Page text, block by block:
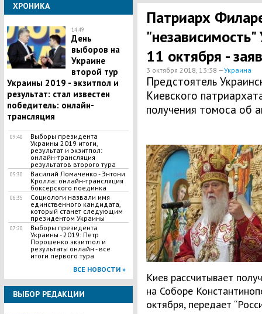
ХРОНИКА
14:49
День
выборов на
Украине
второй тур
Украины 2019 - экзитпол и
результат: стал известен
победитель: онлайн-
трансляция
09:40
Выборы президента
Украины 2019 итоги,
результат и экзитпол:
онлайн-трансляция
результатов второго тура
05:30
Василий Ломаченко - Энтони
Кролла: онлайн-трансляция
боксерского поединка
06:35
Социологи назвали имя
единственного кандидата,
который станет следующим
президентом Украины
07:20
Выборы президента
Украины - 2019: Петр
Порошенко экзитпол и
результаты онлайн - все
итоги первого тура
ВСЕ НОВОСТИ »
ВЫБОР РЕДАКЦИИ
Патриарх
11 октября -
3 октября 2018, 13:38 —Украина
Предстоятель
Киевского
получения томоса об
Киев рассчитывает
на Соборе
октября, передает